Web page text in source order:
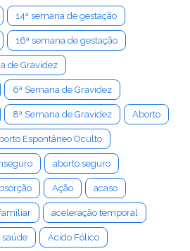
14ª semana de gestação
16ª semana de gestação
de Gravidez
6ª Semana de Gravidez
8ª Semana de Gravidez Aborto
Espontâneo Oculto
aborto seguro
Ação acaso
aceleração temporal
saúde Ácido Fólico